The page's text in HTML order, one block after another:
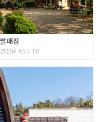
매장
천로 652-18